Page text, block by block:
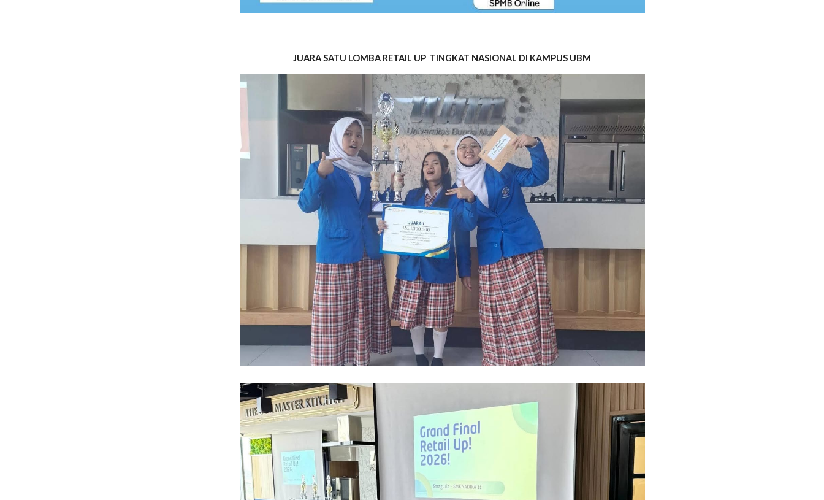
JUARA SATU LOMBA RETAIL UP TINGKAT NASIONAL DI KAMPUS UBM